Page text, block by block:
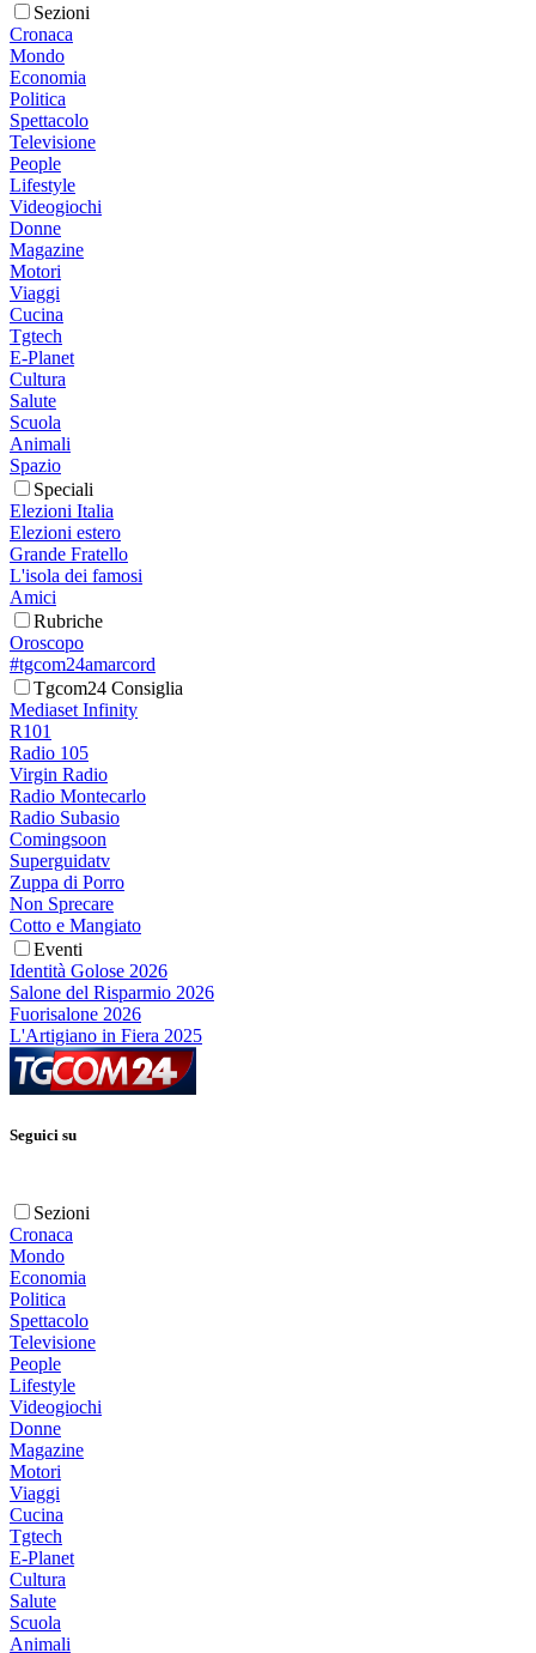
Sezioni
Cronaca
Mondo
Economia
Politica
Spettacolo
Televisione
People
Lifestyle
Videogiochi
Donne
Magazine
Motori
Viaggi
Cucina
Tgtech
E-Planet
Cultura
Salute
Scuola
Animali
Spazio
Speciali
Elezioni Italia
Elezioni estero
Grande Fratello
L'isola dei famosi
Amici
Rubriche
Oroscopo
#tgcom24amarcord
Tgcom24 Consiglia
Mediaset Infinity
R101
Radio 105
Virgin Radio
Radio Montecarlo
Radio Subasio
Comingsoon
Superguidatv
Zuppa di Porro
Non Sprecare
Cotto e Mangiato
Eventi
Identità Golose 2026
Salone del Risparmio 2026
Fuorisalone 2026
L'Artigiano in Fiera 2025
Seguici su
Sezioni
Cronaca
Mondo
Economia
Politica
Spettacolo
Televisione
People
Lifestyle
Videogiochi
Donne
Magazine
Motori
Viaggi
Cucina
Tgtech
E-Planet
Cultura
Salute
Scuola
Animali